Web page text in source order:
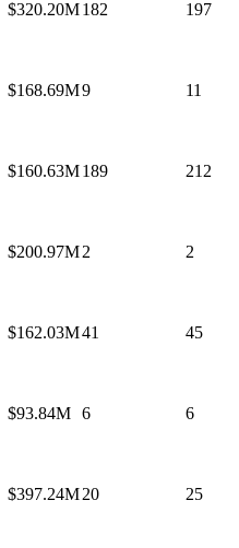
$320.20M182 197
$168.69M9 11
$160.63M189 212
$200.97M2 2
$162.03M41 45
$93.84M 6 6
$397.24M20 25